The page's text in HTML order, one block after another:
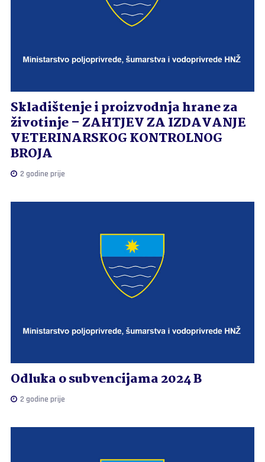
Skladištenje i proizvodnja hrane za
životinje – ZAHTJEV ZA IZDAVANJE
VETERINARSKOG KONTROLNOG
BROJA
2 godine prije
Odluka o subvencijama 2024 B
2 godine prije